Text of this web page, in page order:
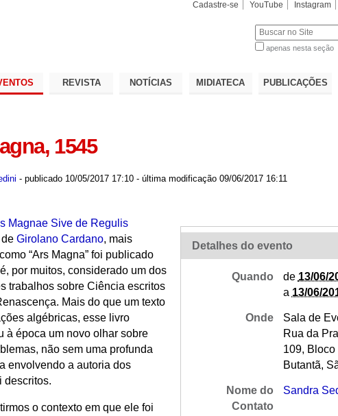
Cadastre-se YouTube Instagram
apenas nesta seção
REVISTA NOTÍCIAS MIDIATECA PUBLICAÇÕES
1545
- publicado10/05/2017 17:10 - última modificação09/06/2017 16:11
Detalhes do evento
Quando de 13/06/
a 13/06/
Onde
Sala de
Rua da
109, Bloco
Butantã,
Nome do
Contato
Sandra
Magnae Sive de Regulis
de Girolano Cardano, mais
“Ars Magna” foi publicado
por muitos, considerado um dos
trabalhos sobre Ciência escritos
Mais do que um texto
algébricas, esse livro
à época um novo olhar sobre
não sem uma profunda
envolvendo a autoria dos
descritos.
o contexto em que ele foi